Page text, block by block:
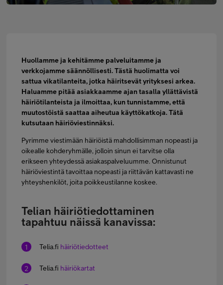
Huollamme ja kehitämme palveluitamme ja
verkkojamme säännöllisesti. Tästä huolimatta voi
sattua vikatilanteita, jotka häiritsevät yrityksesi arkea.
Haluamme pitää asiakkaamme ajan tasalla yllättävistä
häiriötilanteista ja ilmoittaa, kun tunnistamme, että
muutostöistä saattaa aiheutua käyttökatkoja. Tätä
kutsutaan häiriöviestinnäksi.
Pyrimme viestimään häiriöistä mahdollisimman nopeasti ja
oikealle kohderyhmälle, jolloin sinun ei tarvitse olla
erikseen yhteydessä asiakaspalveluumme. Onnistunut
häiriöviestintä tavoittaa nopeasti ja riittävän kattavasti ne
yhteyshenkilöt, joita poikkeustilanne koskee.
Telian häiriötiedottaminen
tapahtuu näissä kanavissa:
Telia.fi häiriötiedotteet
Telia.fi häiriökartat